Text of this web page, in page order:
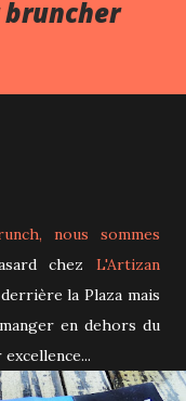
nous sommes
chez L'Artizan
la Plaza mais
en dehors du